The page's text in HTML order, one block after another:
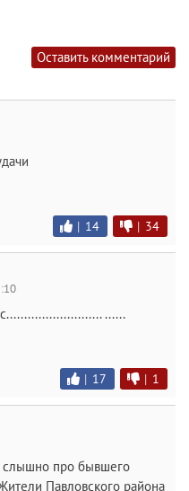
Оставить комментарий
| 14 | 34
......
| 17 | 1
слышно про бывшего
Павловского района